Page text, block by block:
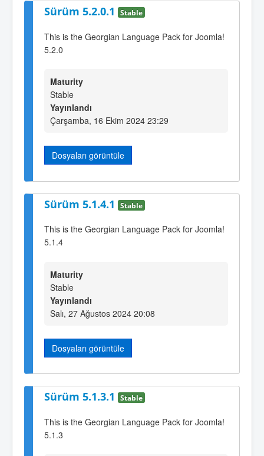
Sürüm 5.2.0.1 Stable
This is the Georgian Language Pack for Joomla!
5.2.0
Maturity
Stable
Yayınlandı
Çarşamba, 16 Ekim 2024 23:29
Dosyaları görüntüle
Sürüm 5.1.4.1 Stable
This is the Georgian Language Pack for Joomla!
5.1.4
Maturity
Stable
Yayınlandı
Salı, 27 Ağustos 2024 20:08
Dosyaları görüntüle
Sürüm 5.1.3.1 Stable
This is the Georgian Language Pack for Joomla!
5.1.3